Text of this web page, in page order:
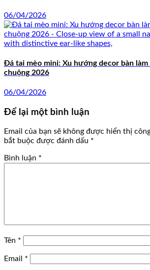
06/04/2026
Đá tai mèo mini: Xu hướng decor bàn
chuộng 2026
06/04/2026
Để lại một bình luận
Email của bạn sẽ không được hiển thị
bắt buộc được đánh dấu *
Bình luận *
Tên *
Email *